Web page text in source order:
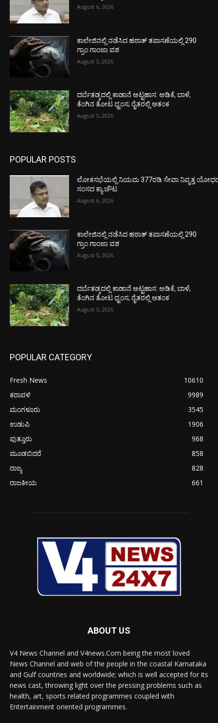
August 6, 2026
ಕಾಲೇಜಿನಲ್ಲಿ ನಡೆಸಿದ ಹಠಾತ್ ತಪಾಸಣೆಯಲ್ಲಿ 290
ಗ್ರಾಂ ಗಾಂಜಾ ವಶ
August 5, 2026
ದರ್ಬೆತಡ್ಕದಲ್ಲಿ ಕಾಡಾನೆ ಅಟ್ಟಹಾಸ: ಅಡಿಕೆ, ಬಾಳೆ,
ತೆಂಗಿನ ತೋಟ ಧ್ವಂಸ; ರೈತರಲ್ಲಿ ಆತಂಕ
August 5, 2026
POPULAR POSTS
ಲೋಕಸಭೆಯಲ್ಲಿ ನಿಯಮ 377ರಡಿ ಸೇವಾ ನಿವೃತ್ತ
ಸಂಸದ ಕ್ಯಾ.ಚೌಟ
August 6, 2026
ಕಾಲೇಜಿನಲ್ಲಿ ನಡೆಸಿದ ಹಠಾತ್ ತಪಾಸಣೆಯಲ್ಲಿ 290
ಗ್ರಾಂ ಗಾಂಜಾ ವಶ
August 5, 2026
ದರ್ಬೆತಡ್ಕದಲ್ಲಿ ಕಾಡಾನೆ ಅಟ್ಟಹಾಸ: ಅಡಿಕೆ, ಬಾಳೆ,
ತೆಂಗಿನ ತೋಟ ಧ್ವಂಸ; ರೈತರಲ್ಲಿ ಆತಂಕ
August 5, 2026
POPULAR CATEGORY
Fresh News
10610
ಕರಾವಳಿ
9989
ಮಂಗಳೂರು
3545
ಉಡುಪಿ
1906
ಪುತ್ತೂರು
968
ಮೂಡಬಿದರೆ
858
ರಾಜ್ಯ
828
ರಾಜಕೀಯ
661
ABOUT US
V4 News Channel and V4news.Com being the most loved
News Channel and web of the people in the coastal Karnataka
and Gulf countries and worldwide; which is well accepted for its
news cast, throwing light over the pressing problems such as
health, art, sports related programmes coupled with
Entertainment oriented programmes.